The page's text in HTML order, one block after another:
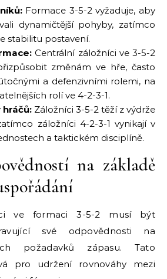
Formace 3-5-2 vyžaduje, aby
dynamičtější pohyby, zatímco
stabilitu postavení.
Centrální záložníci ve 3-5-2
změnám ve hře, často
a defenzivními rolemi, na
rolí ve 4-2-3-1.
Záložníci 3-5-2 těží z výdrže
záložníci 4-2-3-1 vynikají v
a taktickém disciplíně.
na základě
ve formaci 3-5-2 musí být
své odpovědnosti na
požadavků zápasu. Tato
pro udržení rovnováhy mezi